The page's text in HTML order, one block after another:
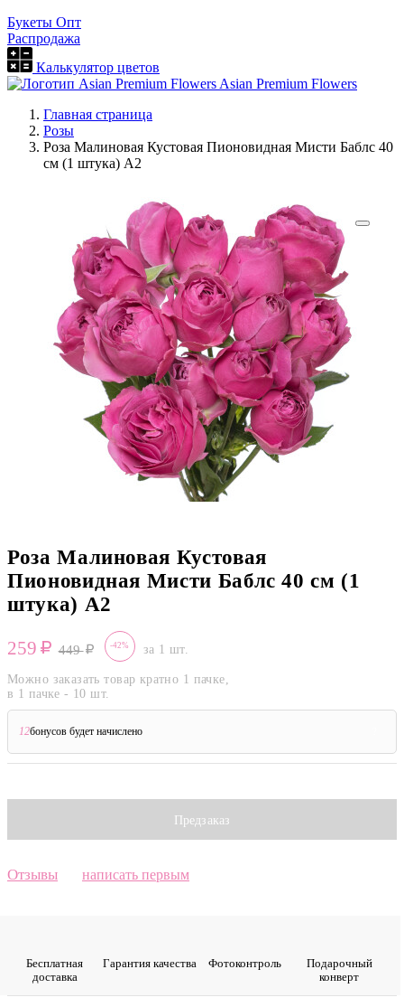
Букеты Опт
Распродажа
Калькулятор цветов
Asian Premium Flowers
Главная страница
Розы
Роза Малиновая Кустовая Пионовидная Мисти Баблс 40
см (1 штука) А2
Роза Малиновая Кустовая
Пионовидная Мисти Баблс 40 см (1
штука) А2
259 449 -42% за 1 шт.
Можно заказать товар кратно 1 пачке,
в 1 пачке - 10 шт.
12бонусов будет начислено
Предзаказ
Отзывы написать первым
Бесплатная
доставка
Гарантия качества Фото­контроль
Подарочный
конверт